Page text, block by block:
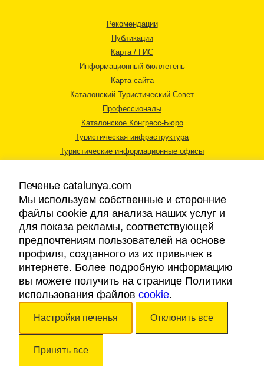
Рекомендации
Публикации
Карта / ГИС
Информационный бюллетень
Карта сайта
Каталонский Туристический Совет
Профессионалы
Каталонское Конгресс-Бюро
Туристическая инфраструктура
Туристические информационные офисы
Правовая информация
Cookies
Доступность
Авторские права © 2026. Каталонский Туристический Совет. Все права
Печенье catalunya.com
Мы используем собственные и сторонние
файлы cookie для анализа наших услуг и
для показа рекламы, соответствующей
предпочтениям пользователей на основе
профиля, созданного из их привычек в
интернете. Более подробную информацию
вы можете получить на странице Политики
использования файлов cookie.
Настройки печенья Отклонить все
Принять все